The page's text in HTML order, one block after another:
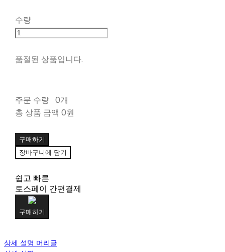
수량
품절된 상품입니다.
주문 수량 0개
총 상품 금액 0원
구매하기
장바구니에 담기
쉽고 빠른
토스페이 간편결제
구매하기
상세 설명 머리글